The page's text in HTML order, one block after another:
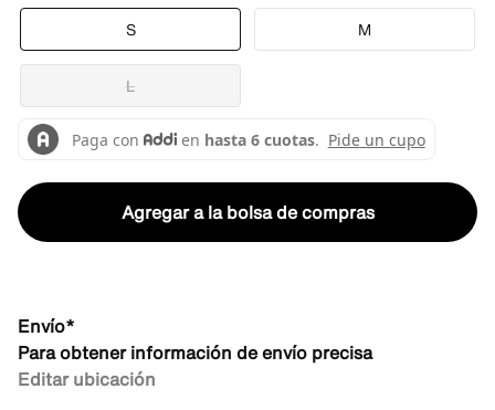
S M
L
Agregar a la bolsa de compras
Envío*
Para obtener información de envío precisa
Editar ubicación